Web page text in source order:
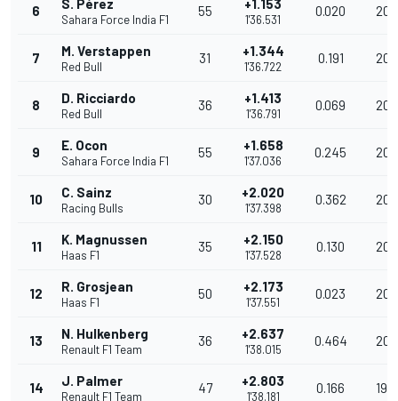
6 S. Pérez
Sahara Force India F1
55 +1.153
1'36.531
0.020
7 M. Verstappen
Red Bull
31 +1.344
1'36.722
0.191
8 D. Ricciardo
Red Bull
36 +1.413
1'36.791
0.069
9 E. Ocon
Sahara Force India F1
55 +1.658
1'37.036
0.245
10 C. Sainz
Racing Bulls
30 +2.020
1'37.398
0.362
11 K. Magnussen
Haas F1
35 +2.150
1'37.528
0.130
12 R. Grosjean
Haas F1
50 +2.173
1'37.551
0.023
13 N. Hulkenberg
Renault F1 Team
36 +2.637
1'38.015
0.464
14 J. Palmer
Renault F1 Team
47 +2.803
1'38.181
0.166